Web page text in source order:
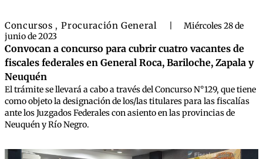
Concursos , Procuración General
Miércoles 28 de
junio de 2023
Convocan a concurso para cubrir cuatro vacantes de
fiscales federales en General Roca, Bariloche, Zapala y
Neuquén
El trámite se llevará a cabo a través del Concurso N°129, que tiene
como objeto la designación de los/las titulares para las fiscalías
ante los Juzgados Federales con asiento en las provincias de
Neuquén y Río Negro.